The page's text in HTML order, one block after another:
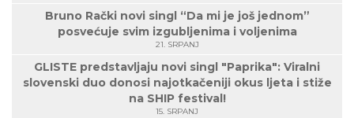
Bruno Rački novi singl “Da mi je još jednom”
posvećuje svim izgubljenima i voljenima
21. SRPANJ
GLISTE predstavljaju novi singl "Paprika": Viralni
slovenski duo donosi najotkačeniji okus ljeta i stiže
na SHIP festival!
15. SRPANJ